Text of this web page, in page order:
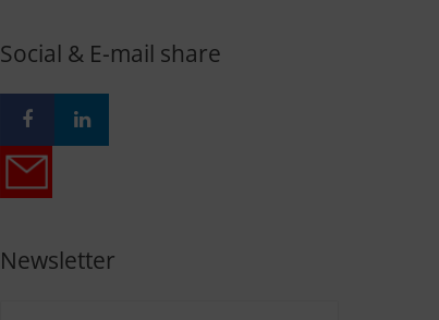
Social & E-mail share
Newsletter